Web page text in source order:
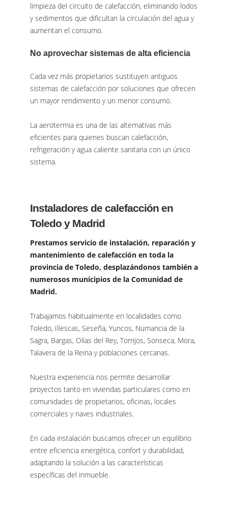
limpieza del circuito de calefacción, eliminando lodos
y sedimentos que dificultan la circulación del agua y
aumentan el consumo.
No aprovechar sistemas de alta eficiencia
Cada vez más propietarios sustituyen antiguos
sistemas de calefacción por soluciones que ofrecen
un mayor rendimiento y un menor consumo.
La aerotermia es una de las alternativas más
eficientes para quienes buscan calefacción,
refrigeración y agua caliente sanitaria con un único
sistema.
Instaladores de calefacción en
Toledo y Madrid
Prestamos servicio de instalación, reparación y
mantenimiento de calefacción en toda la
provincia de Toledo, desplazándonos también a
numerosos municipios de la Comunidad de
Madrid.
Trabajamos habitualmente en localidades como
Toledo, Illescas, Seseña, Yuncos, Numancia de la
Sagra, Bargas, Olías del Rey, Torrijos, Sonseca, Mora,
Talavera de la Reina y poblaciones cercanas.
Nuestra experiencia nos permite desarrollar
proyectos tanto en viviendas particulares como en
comunidades de propietarios, oficinas, locales
comerciales y naves industriales.
En cada instalación buscamos ofrecer un equilibrio
entre eficiencia energética, confort y durabilidad,
adaptando la solución a las características
específicas del inmueble.